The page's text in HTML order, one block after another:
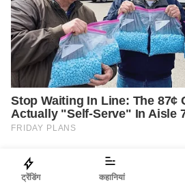
ट्रेंडिंग कहानियां